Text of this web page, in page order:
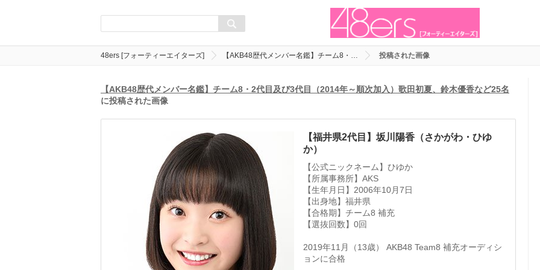
48ers [フォーティーエイターズ] 【AKB48歴代メンバー名鑑】チーム8・… 投稿された画像
【AKB48歴代メンバー名鑑】チーム8・2代目及び3代目（2014年～順次加入）歌田初夏、鈴木優香など25名
に投稿された画像
【福井県2代目】坂川陽香（さかがわ・ひゆ
か）
【公式ニックネーム】ひゆか
【所属事務所】AKS
【生年月日】2006年10月7日
【出身地】福井県
【合格期】チーム8 補充
【選抜回数】0回
2019年11月（13歳） AKB48 Team8 補充オーディシ
ョンに合格